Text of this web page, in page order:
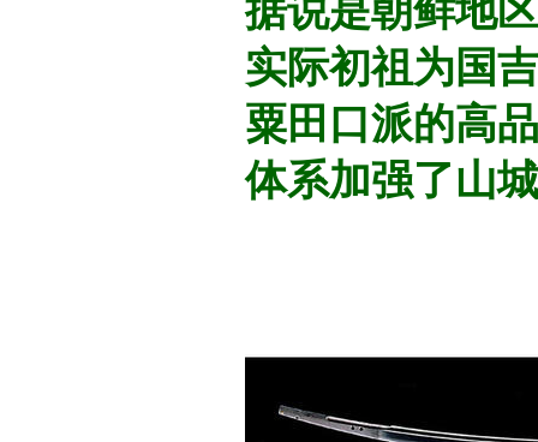
据说是朝鲜地
实际初祖为国
粟田口派的高
体系加强了山